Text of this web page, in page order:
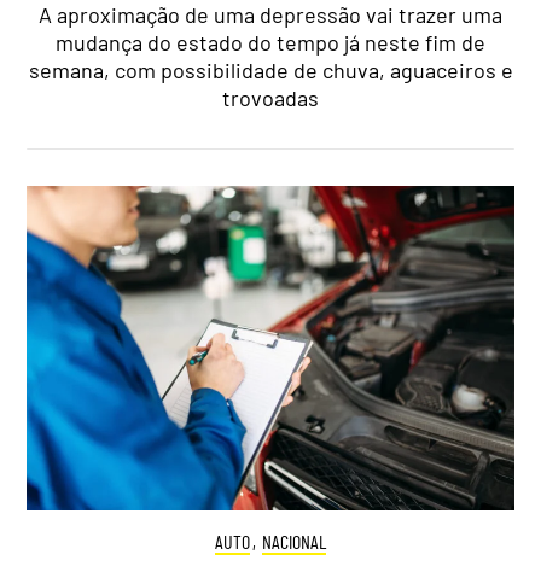
A aproximação de uma depressão vai trazer uma
mudança do estado do tempo já neste fim de
semana, com possibilidade de chuva, aguaceiros e
trovoadas
AUTO, NACIONAL